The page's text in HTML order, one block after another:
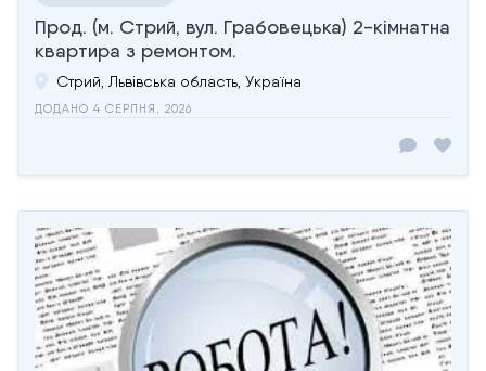
Прод. (м. Стрий, вул. Грабовецька) 2-кімнатна
квартира з ремонтом.
Стрий, Львівська область, Україна
ДОДАНО 4 СЕРПНЯ, 2026